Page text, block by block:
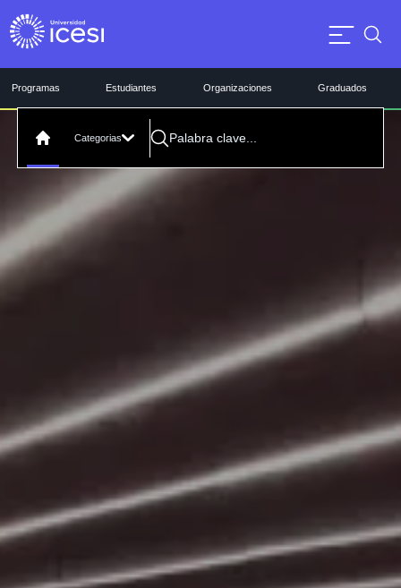
Programas Estudiantes Organizaciones Graduados
Categorias